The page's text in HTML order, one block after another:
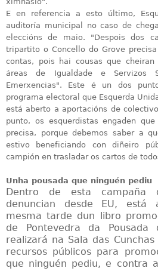
E en referencia a esto último,
auditoría municipal no caso de
eleccións de maio. "Despois dos
tripartito o Concello do Grove
contas, pois hai cousas que
áreas de Igualdade e Servizos
Emerxencias". Este é un dos
programa electoral que Esquerda
está aberto a aportacións de
punto, os esquerdistas engaden
precisa, porque debemos saber a
estivo beneficiando con diñeiro
campión en trasladar os cartos de
Unha pousada que ninguén pediu
Dentro de esta campaña
denuncian desde EU, está
mesma tarde dun libro
de Pontevedra da
realizará na Sala das
recursos públicos para
que ninguén pediu, e contra